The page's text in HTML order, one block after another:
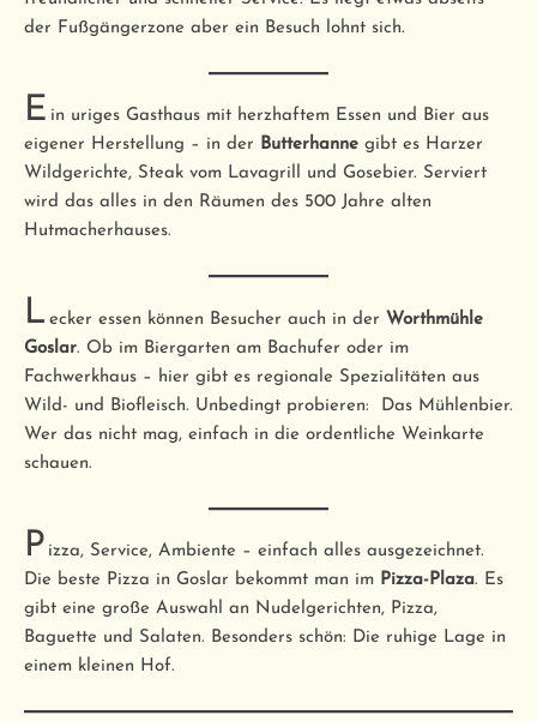
der Fußgängerzone aber ein Besuch lohnt sich.
E in uriges Gasthaus mit herzhaftem Essen und Bier aus
eigener Herstellung – in der Butterhanne gibt es Harzer
Wildgerichte, Steak vom Lavagrill und Gosebier. Serviert
wird das alles in den Räumen des 500 Jahre alten
Hutmacherhauses.
L ecker essen können Besucher auch in der Worthmühle
Goslar. Ob im Biergarten am Bachufer oder im
Fachwerkhaus – hier gibt es regionale Spezialitäten aus
Wild- und Biofleisch. Unbedingt probieren: Das Mühlenbier.
Wer das nicht mag, einfach in die ordentliche Weinkarte
schauen.
P izza, Service, Ambiente – einfach alles ausgezeichnet.
Die beste Pizza in Goslar bekommt man im Pizza-Plaza. Es
gibt eine große Auswahl an Nudelgerichten, Pizza,
Baguette und Salaten. Besonders schön: Die ruhige Lage in
einem kleinen Hof.